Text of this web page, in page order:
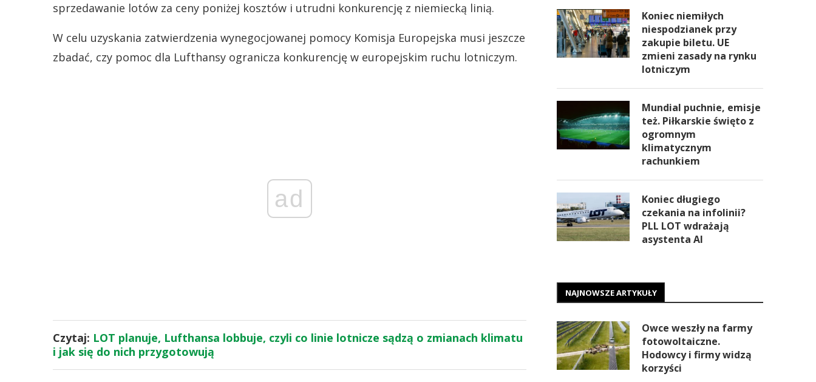
sprzedawanie lotów za ceny poniżej kosztów i utrudni konkurencję z niemiecką linią.
W celu uzyskania zatwierdzenia wynegocjowanej pomocy Komisja Europejska musi jeszcze
zbadać, czy pomoc dla Lufthansy ogranicza konkurencję w europejskim ruchu lotniczym.
ad
Czytaj: LOT planuje, Lufthansa lobbuje, czyli co linie lotnicze sądzą o zmianach klimatu
i jak się do nich przygotowują
Koniec niemiłych
niespodzianek przy
zakupie biletu. UE
zmieni zasady na rynku
lotniczym
Mundial puchnie, emisje
też. Piłkarskie święto z
ogromnym
klimatycznym
rachunkiem
Koniec długiego
czekania na infolinii?
PLL LOT wdrażają
asystenta AI
NAJNOWSZE ARTYKUŁY
Owce weszły na farmy
fotowoltaiczne.
Hodowcy i firmy widzą
korzyści